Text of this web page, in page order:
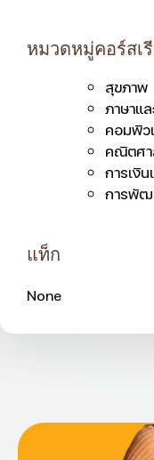
หมวดหมู่คอร์สเ
สุขภาพ
ภาษาแ
คอมพิว
คณิตศา
การเงิ
การพัฒ
แท็ก
None